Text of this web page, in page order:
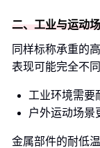
二、工业与运动
同样标称承重的
表现可能完全不同
工业环境需要
户外运动场景
金属部件的耐低